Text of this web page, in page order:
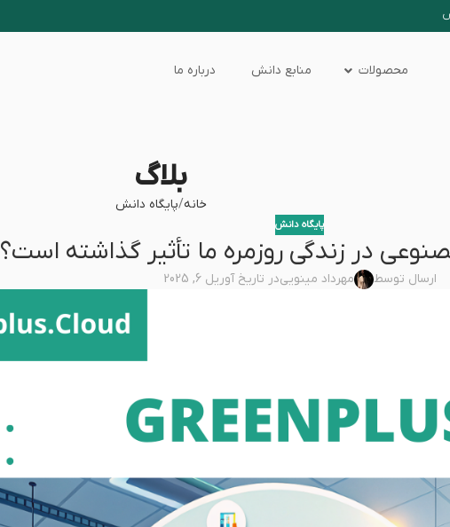
محصولات منابع دانش درباره ما
بلاگ
خانه پایگاه دانش
پایگاه دانش
در زندگی روزمره ما تأثیر گذاشته است؟
ارسال توسط مهرداد مینوییدر تاریخ آوریل 6, 2025